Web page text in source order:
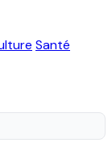
Santé